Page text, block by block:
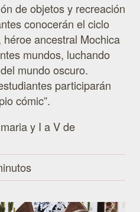
de objetos y recreación
conocerán el ciclo
ancestral Mochica
mundos, luchando
mundo oscuro.
participarán
cómic”.
y I a V de